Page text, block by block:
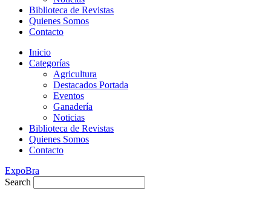
Biblioteca de Revistas
Quienes Somos
Contacto
Inicio
Categorías
Agricultura
Destacados Portada
Eventos
Ganadería
Noticias
Biblioteca de Revistas
Quienes Somos
Contacto
ExpoBra
Search